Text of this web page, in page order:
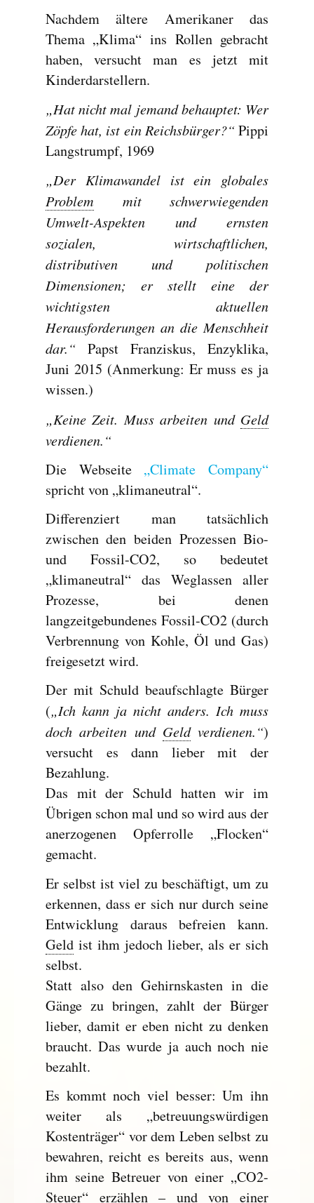
Nachdem ältere Amerikaner das
Thema „Klima“ ins Rollen gebracht
haben, versucht man es jetzt mit
Kinderdarstellern.
„Hat nicht mal jemand behauptet: Wer
Zöpfe hat, ist ein Reichsbürger?“Pippi
Langstrumpf, 1969
„Der Klimawandel ist ein globales
Problem mit schwerwiegenden
Umwelt-Aspekten und ernsten
sozialen, wirtschaftlichen,
distributiven und politischen
Dimensionen; er stellt eine der
wichtigsten aktuellen
Herausforderungen an die Menschheit
dar.“Papst Franziskus, Enzyklika,
Juni 2015 (Anmerkung: Er muss es ja
wissen.)
„Keine Zeit. Muss arbeiten und Geld
verdienen.“
Die Webseite „Climate Company“
spricht von „klimaneutral“.
Differenziert man tatsächlich
zwischen den beiden Prozessen Bio-
und Fossil-CO2, so bedeutet
„klimaneutral“ das Weglassen aller
Prozesse, bei denen
langzeitgebundenes Fossil-CO2 (durch
Verbrennung von Kohle, Öl und Gas)
freigesetzt wird.
Der mit Schuld beaufschlagte Bürger
(„Ich kann ja nicht anders. Ich muss
doch arbeiten und Geldverdienen.“)
versucht es dann lieber mit der
Bezahlung.
Das mit der Schuld hatten wir im
Übrigen schon mal und so wird aus der
anerzogenen Opferrolle „Flocken“
gemacht.
Er selbst ist viel zu beschäftigt, um zu
erkennen, dass er sich nur durch seine
Entwicklung daraus befreien kann.
Geldist ihm jedoch lieber, als er sich
selbst.
Statt also den Gehirnskasten in die
Gänge zu bringen, zahlt der Bürger
lieber, damit er eben nicht zu denken
braucht. Das wurde ja auch noch nie
bezahlt.
Es kommt noch viel besser: Um ihn
weiter als „betreuungswürdigen
Kostenträger“ vor dem Leben selbst zu
bewahren, reicht es bereits aus, wenn
ihm seine Betreuer von einer „CO2-
Steuer“ erzählen – und von einer